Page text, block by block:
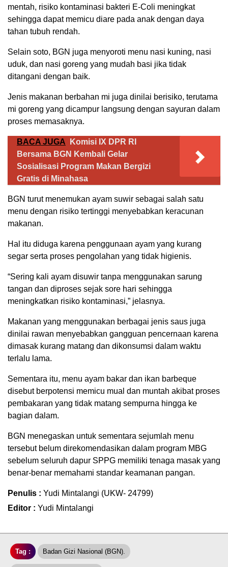
mentah, risiko kontaminasi bakteri E-Coli meningkat
sehingga dapat memicu diare pada anak dengan daya
tahan tubuh rendah.
Selain soto, BGN juga menyoroti menu nasi kuning, nasi
uduk, dan nasi goreng yang mudah basi jika tidak
ditangani dengan baik.
Jenis makanan berbahan mi juga dinilai berisiko, terutama
mi goreng yang dicampur langsung dengan sayuran dalam
proses memasaknya.
BACA JUGA
Komisi IX DPR RI
Bersama BGN Kembali Gelar
Sosialisasi Program Makan Bergizi
Gratis di Minahasa
BGN turut menemukan ayam suwir sebagai salah satu
menu dengan risiko tertinggi menyebabkan keracunan
makanan.
Hal itu diduga karena penggunaan ayam yang kurang
segar serta proses pengolahan yang tidak higienis.
“Sering kali ayam disuwir tanpa menggunakan sarung
tangan dan diproses sejak sore hari sehingga
meningkatkan risiko kontaminasi,” jelasnya.
Makanan yang menggunakan berbagai jenis saus juga
dinilai rawan menyebabkan gangguan pencernaan karena
dimasak kurang matang dan dikonsumsi dalam waktu
terlalu lama.
Sementara itu, menu ayam bakar dan ikan barbeque
disebut berpotensi memicu mual dan muntah akibat proses
pembakaran yang tidak matang sempurna hingga ke
bagian dalam.
BGN menegaskan untuk sementara sejumlah menu
tersebut belum direkomendasikan dalam program MBG
sebelum seluruh dapur SPPG memiliki tenaga masak yang
benar-benar memahami standar keamanan pangan.
Penulis : Yudi Mintalangi (UKW- 24799)
Editor : Yudi Mintalangi
Tag : Badan Gizi Nasional (BGN).